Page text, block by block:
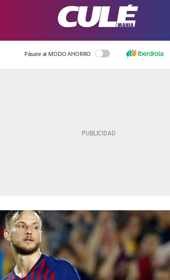
Pásate al MODO AHORRO